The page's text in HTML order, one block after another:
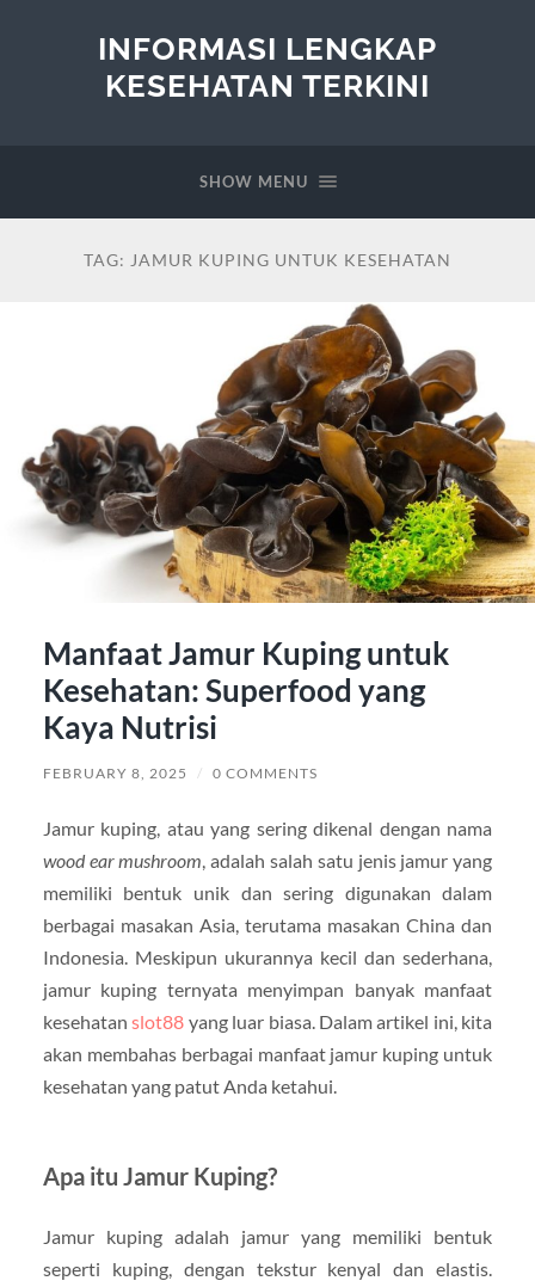
INFORMASI LENGKAP
KESEHATAN TERKINI
SHOW MENU
TAG: JAMUR KUPING UNTUK KESEHATAN
Manfaat Jamur Kuping untuk
Kesehatan: Superfood yang
Kaya Nutrisi
FEBRUARY 8, 2025 / 0 COMMENTS
Jamur kuping, atau yang sering dikenal dengan nama
wood ear mushroom , adalah salah satu jenis jamur yang
memiliki bentuk unik dan sering digunakan dalam
berbagai masakan Asia, terutama masakan China dan
Indonesia. Meskipun ukurannya kecil dan sederhana,
jamur kuping ternyata menyimpan banyak manfaat
kesehatanslot88 yang luar biasa. Dalam artikel ini, kita
akan membahas berbagai manfaat jamur kuping untuk
kesehatan yang patut Anda ketahui.
Apa itu Jamur Kuping?
Jamur kuping adalah jamur yang memiliki bentuk
seperti kuping, dengan tekstur kenyal dan elastis.